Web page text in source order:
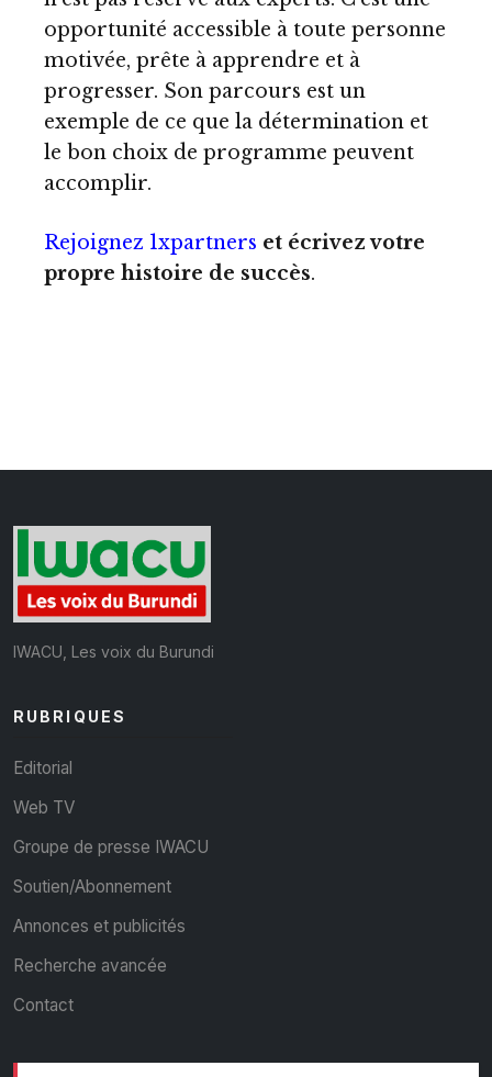
opportunité accessible à toute personne
motivée, prête à apprendre et à
progresser. Son parcours est un
exemple de ce que la détermination et
le bon choix de programme peuvent
accomplir.
Rejoignez 1xpartners et écrivez votre
propre histoire de succès.
IWACU, Les voix du Burundi
RUBRIQUES
Editorial
Web TV
Groupe de presse IWACU
Soutien/Abonnement
Annonces et publicités
Recherche avancée
Contact